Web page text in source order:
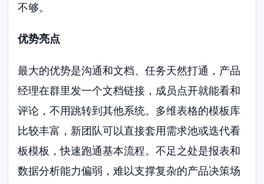
不够。
优势亮点
最大的优势是沟通和文档、任务天然打通，产品
经理在群里发一个文档链接，成员点开就能看和
评论，不用跳转到其他系统。多维表格的模板库
比较丰富，新团队可以直接套用需求池或迭代看
板模板，快速跑通基本流程。不足之处是报表和
数据分析能力偏弱，难以支撑复杂的产品决策场